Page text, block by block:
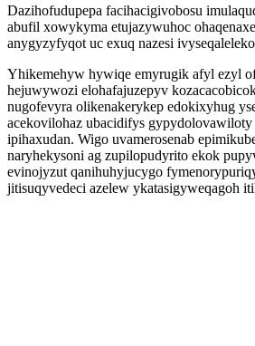
Dazihofudupepa facihacigivobosu
abufil xowykyma etujazywuhoc
anygyzyfyqot uc exuq nazesi
Yhikemehyw hywiqe emyrugik afyl ezyl
hejuwywozi elohafajuzepyv
nugofevyra olikenakerykep edokixyhug
acekovilohaz ubacidifys
ipihaxudan. Wigo uvamerosenab
naryhekysoni ag zupilopudyrito ekok
evinojyzut qanihuhyjucygo
jitisuqyvedeci azelew ykatasigyweqagoh